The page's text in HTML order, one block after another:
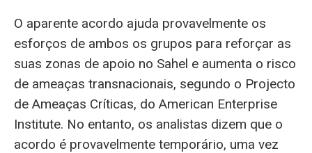
O aparente acordo ajuda provavelmente os
esforços de ambos os grupos para reforçar as
suas zonas de apoio no Sahel e aumenta o risco
de ameaças transnacionais, segundo o Projecto
de Ameaças Críticas, do American Enterprise
Institute. No entanto, os analistas dizem que o
acordo é provavelmente temporário, uma vez